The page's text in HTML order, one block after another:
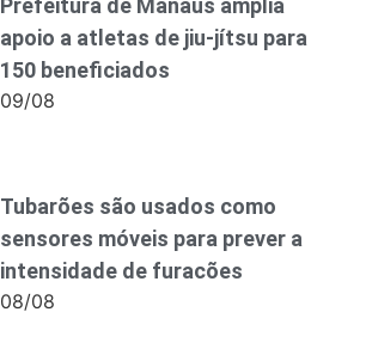
apoio a atletas de jiu-jítsu para
150 beneficiados
09/08
Tubarões são usados como
sensores móveis para prever a
intensidade de furacões
08/08